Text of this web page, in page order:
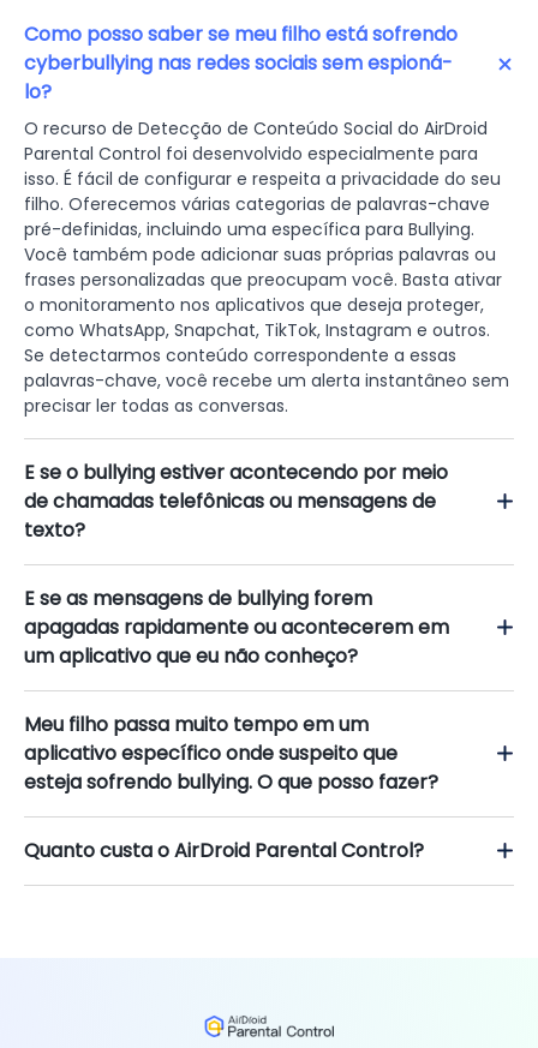
Como posso saber se meu filho está sofrendo
cyberbullying nas redes sociais sem espioná-
lo?
O recurso de Detecção de Conteúdo Social do AirDroid
Parental Control foi desenvolvido especialmente para
isso. É fácil de configurar e respeita a privacidade do seu
filho. Oferecemos várias categorias de palavras-chave
pré-definidas, incluindo uma específica para Bullying.
Você também pode adicionar suas próprias palavras ou
frases personalizadas que preocupam você. Basta ativar
o monitoramento nos aplicativos que deseja proteger,
como WhatsApp, Snapchat, TikTok, Instagram e outros.
Se detectarmos conteúdo correspondente a essas
palavras-chave, você recebe um alerta instantâneo sem
precisar ler todas as conversas.
E se o bullying estiver acontecendo por meio
de chamadas telefônicas ou mensagens de
texto?
E se as mensagens de bullying forem
apagadas rapidamente ou acontecerem em
um aplicativo que eu não conheço?
Meu filho passa muito tempo em um
aplicativo específico onde suspeito que
esteja sofrendo bullying. O que posso fazer?
Quanto custa o AirDroid Parental Control?